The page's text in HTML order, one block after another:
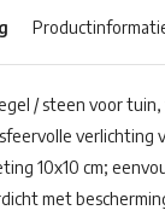
/ steen voor
verlichting
10x10 cm;
met